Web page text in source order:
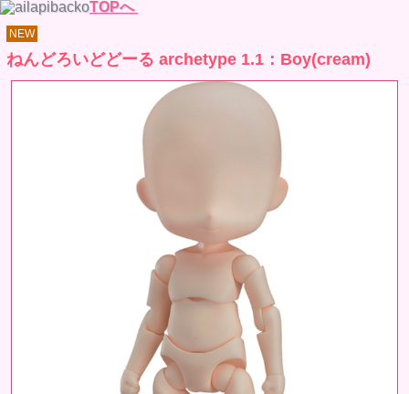
TOPへ
NEW
ねんどろいどどーる archetype 1.1：Boy(cream)